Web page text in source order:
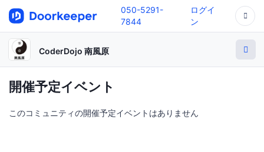
050-5291-
7844
ログイ
ン
CoderDojo 南風原
開催予定イベント
このコミュニティの開催予定イベントはありません